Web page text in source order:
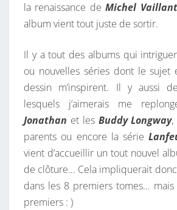
la renaissance deMichel Vaillant
album vient tout juste de sortir.
Il y a tout des albums qui
ou nouvelles séries dont le sujet
dessin m’inspirent. Il y aussi
lesquels j’aimerais me
Jonathan et les Buddy Longway,
parents ou encore la série
vient d’accueillir un tout nouvel
de clôture… Cela impliquerait
dans les 8 premiers tomes… mais
premiers : )